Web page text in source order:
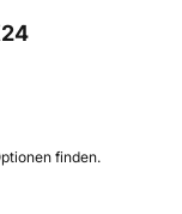
finden.